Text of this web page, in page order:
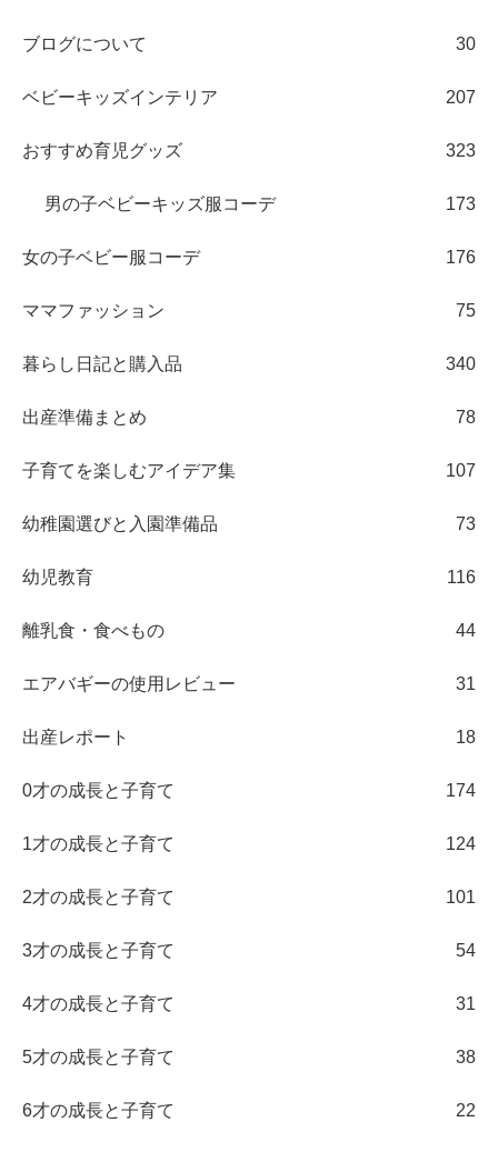
ブログについて 30
ベビーキッズインテリア 207
おすすめ育児グッズ 323
男の子ベビーキッズ服コーデ 173
女の子ベビー服コーデ 176
ママファッション 75
暮らし日記と購入品 340
出産準備まとめ 78
子育てを楽しむアイデア集 107
幼稚園選びと入園準備品 73
幼児教育 116
離乳食・食べもの 44
エアバギーの使用レビュー 31
出産レポート 18
0才の成長と子育て 174
1才の成長と子育て 124
2才の成長と子育て 101
3才の成長と子育て 54
4才の成長と子育て 31
5才の成長と子育て 38
6才の成長と子育て 22